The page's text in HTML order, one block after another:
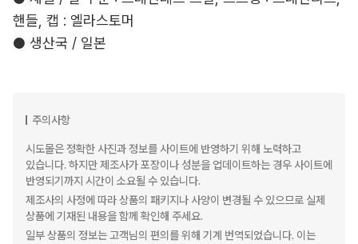
핸들, 캡 : 엘라스토머
● 생산국 / 일본
주의사항
시도몰은 정확한 사진과 정보를 사이트에 반영하기 위해 노력하고
있습니다. 하지만 제조사가 포장이나 성분을 업데이트하는 경우 사이트에
반영되기까지 시간이 소요될 수 있습니다.
제조사의 사정에 따라 상품의 패키지나 사양이 변경될 수 있으므로 실제
상품에 기재된 내용을 함께 확인해 주세요.
일부 상품의 정보는 고객님의 편의를 위해 기계 번역되었습니다. 이는